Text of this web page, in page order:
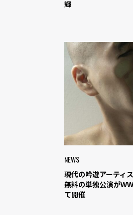
輝
NEWS
現代の吟遊アーティ
無料の単独公演が
て開催